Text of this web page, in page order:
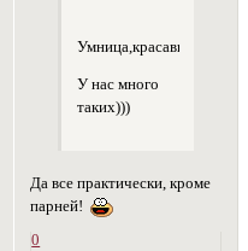
У нас много
таких)))
Да все практически, кроме
парней!
0